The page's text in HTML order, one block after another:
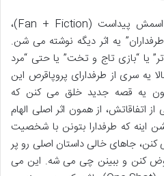
فن فیکشن، همون طور که از اسمش پیداست (Fan + Fiction)،
یه اثر دیگه نوشته می شن.
یا “بازی تاج و تخت” یا حتی “مرد
یه سری از طرفدارای پروپاقرص این
یه قصه جدید خلق می کنن که
از همون اثر اصلی الهام
که طرفدارا بتونن با شخصیت
جاهای خالی داستان اصلی رو پر
کنن و ببینن چی می شه. این می